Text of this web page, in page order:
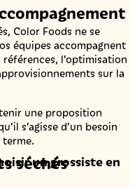
Color Foods ne se
équipes accompagnent
l’optimisation
sur la
une proposition
s’agisse d’un besoin
séchés
un grossiste en